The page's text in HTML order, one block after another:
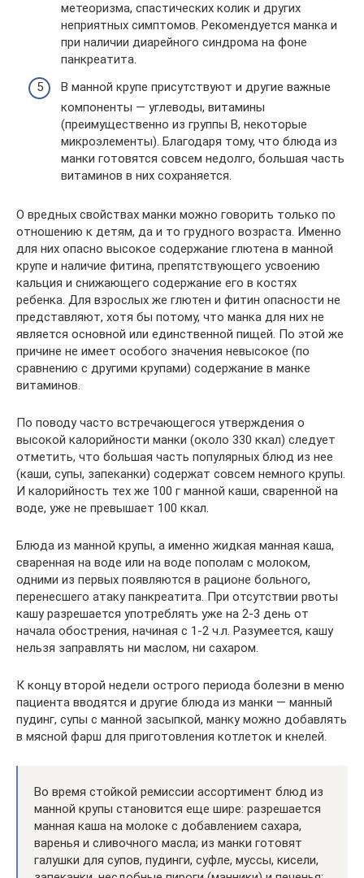
метеоризма, спастических колик и других
неприятных симптомов. Рекомендуется манка и
при наличии диарейного синдрома на фоне
панкреатита.
В манной крупе присутствуют и другие важные
компоненты — углеводы, витамины
(преимущественно из группы B, некоторые
микроэлементы). Благодаря тому, что блюда из
манки готовятся совсем недолго, большая часть
витаминов в них сохраняется.
О вредных свойствах манки можно говорить только по
отношению к детям, да и то грудного возраста. Именно
для них опасно высокое содержание глютена в манной
крупе и наличие фитина, препятствующего усвоению
кальция и снижающего содержание его в костях
ребенка. Для взрослых же глютен и фитин опасности не
представляют, хотя бы потому, что манка для них не
является основной или единственной пищей. По этой же
причине не имеет особого значения невысокое (по
сравнению с другими крупами) содержание в манке
витаминов.
По поводу часто встречающегося утверждения о
высокой калорийности манки (около 330 ккал) следует
отметить, что большая часть популярных блюд из нее
(каши, супы, запеканки) содержат совсем немного крупы.
И калорийность тех же 100 г манной каши, сваренной на
воде, уже не превышает 100 ккал.
Блюда из манной крупы, а именно жидкая манная каша,
сваренная на воде или на воде пополам с молоком,
одними из первых появляются в рационе больного,
перенесшего атаку панкреатита. При отсутствии рвоты
кашу разрешается употреблять уже на 2-3 день от
начала обострения, начиная с 1-2 ч.л. Разумеется, кашу
нельзя заправлять ни маслом, ни сахаром.
К концу второй недели острого периода болезни в меню
пациента вводятся и другие блюда из манки — манный
пудинг, супы с манной засыпкой, манку можно добавлять
в мясной фарш для приготовления котлеток и кнелей.
Во время стойкой ремиссии ассортимент блюд из
манной крупы становится еще шире: разрешается
манная каша на молоке с добавлением сахара,
варенья и сливочного масла; из манки готовят
галушки для супов, пудинги, суфле, муссы, кисели,